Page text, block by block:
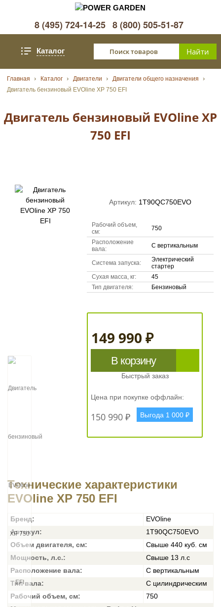
8 (495) 724-14-25 8 (800) 505-51-87
Каталог
Главная Каталог Двигатели
Двигатели общего назначения
Двигатель бензиновый EVOline XP 750 EFI
Двигатель бензиновый EVOline XP
750 EFI
Артикул: 1T90QC750EVO
Рабочий объем,
см:
750
Расположение
вала:
С вертикальным
Система запуска:
Электрический
стартер
Сухая масса, кг:
45
Тип двигателя:
Бензиновый
149 990 ₽
В корзину
Быстрый заказ
Цена при покупке оффлайн:
150 990 ₽ Выгода 1 000 ₽
Технические характеристики
EVOline XP 750 EFI
Бренд:
EVOline
Артикул:
1T90QC750EVO
Объем двигателя, см:
Свыше 440 куб. см
Мощность, л.с.:
Свыше 13 л.с
Расположение вала:
С вертикальным
Тип вала:
С цилиндрическим
Рабочий объем, см:
750